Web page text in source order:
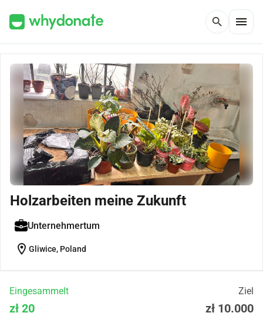
search menu
Holzarbeiten meine Zukunft
Unternehmertum
location_on Gliwice, Poland
Eingesammelt Ziel
zł 20 zł 10.000